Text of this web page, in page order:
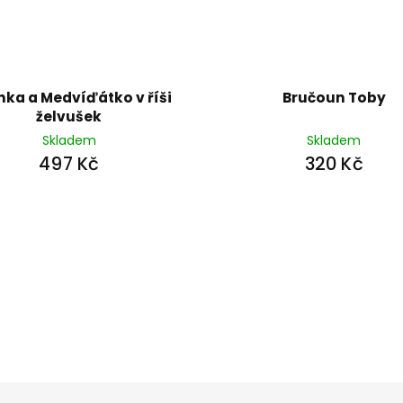
a Medvíďátko v říši
želvušek
Skladem
497 Kč
Bručoun Toby
Skladem
320 Kč